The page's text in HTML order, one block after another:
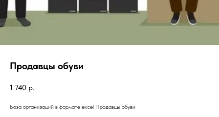
Продавцы обуви
1 740 р.
База организаций в формате excel Продавцы обуви